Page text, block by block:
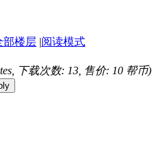
部楼层 |阅读模式
下载次数: 13, 售价: 10 帮币)